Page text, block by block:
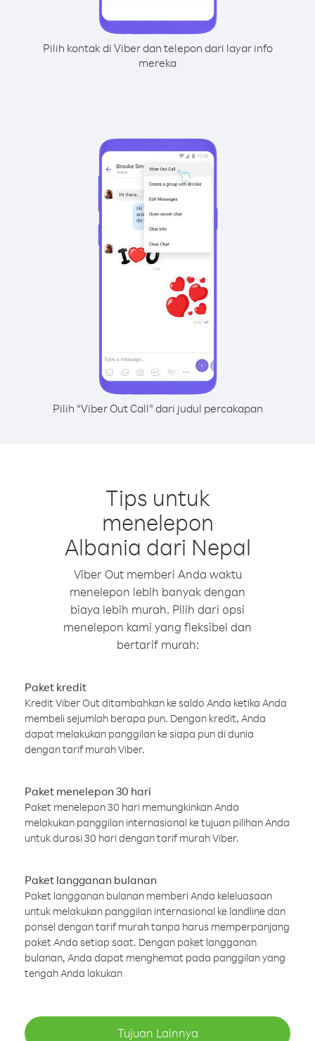
Pilih kontak di Viber dan telepon dari layar info
mereka
Pilih “Viber Out Call” dari judul percakapan
Tips untuk
menelepon
Albania dari Nepal
Viber Out memberi Anda waktu
menelepon lebih banyak dengan
biaya lebih murah. Pilih dari opsi
menelepon kami yang fleksibel dan
bertarif murah:
Paket kredit
Kredit Viber Out ditambahkan ke saldo Anda ketika Anda
membeli sejumlah berapa pun. Dengan kredit, Anda
dapat melakukan panggilan ke siapa pun di dunia
dengan tarif murah Viber.
Paket menelepon 30 hari
Paket menelepon 30 hari memungkinkan Anda
melakukan panggilan internasional ke tujuan pilihan Anda
untuk durasi 30 hari dengan tarif murah Viber.
Paket langganan bulanan
Paket langganan bulanan memberi Anda keleluasaan
untuk melakukan panggilan internasional ke landline dan
ponsel dengan tarif murah tanpa harus memperpanjang
paket Anda setiap saat. Dengan paket langganan
bulanan, Anda dapat menghemat pada panggilan yang
tengah Anda lakukan
Tujuan Lainnya